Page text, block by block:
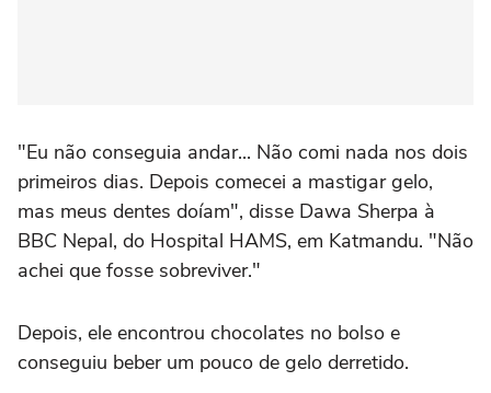
"Eu não conseguia andar... Não comi nada nos dois
primeiros dias. Depois comecei a mastigar gelo,
mas meus dentes doíam", disse Dawa Sherpa à
BBC Nepal, do Hospital HAMS, em Katmandu. "Não
achei que fosse sobreviver."
Depois, ele encontrou chocolates no bolso e
conseguiu beber um pouco de gelo derretido.